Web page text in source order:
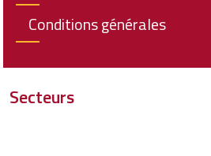
Conditions générales
Secteurs